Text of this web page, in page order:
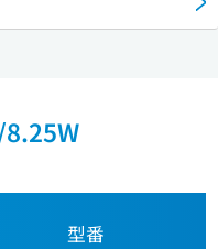
8.25W
型番